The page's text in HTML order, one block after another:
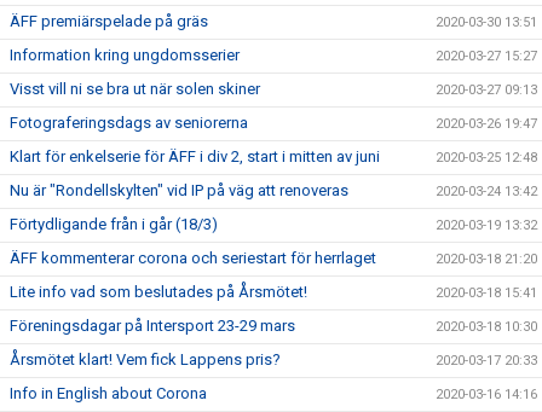
ÄFF premiärspelade på gräs 2020-03-30 13:51
Information kring ungdomsserier 2020-03-27 15:27
Visst vill ni se bra ut när solen skiner 2020-03-27 09:13
Fotograferingsdags av seniorerna 2020-03-26 19:47
Klart för enkelserie för ÄFF i div 2, start i mitten av juni 2020-03-25 12:48
Nu är "Rondellskylten" vid IP på väg att renoveras 2020-03-24 13:42
Förtydligande från i går (18/3) 2020-03-19 13:32
ÄFF kommenterar corona och seriestart för herrlaget 2020-03-18 21:20
Lite info vad som beslutades på Årsmötet! 2020-03-18 15:41
Föreningsdagar på Intersport 23-29 mars 2020-03-18 10:30
Årsmötet klart! Vem fick Lappens pris? 2020-03-17 20:33
Info in English about Corona 2020-03-16 14:16